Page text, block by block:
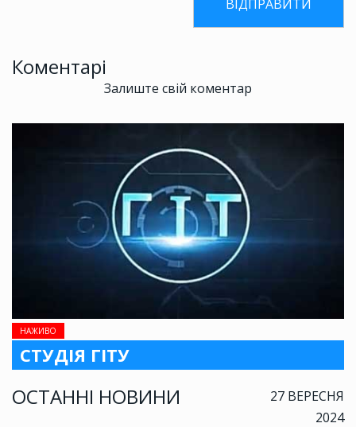
НАЖИВО
СТУДІЯ ГІТУ
ОСТАННІ НОВИНИ
27 ВЕРЕСНЯ
2024
Коментарі
Залиште свій коментар